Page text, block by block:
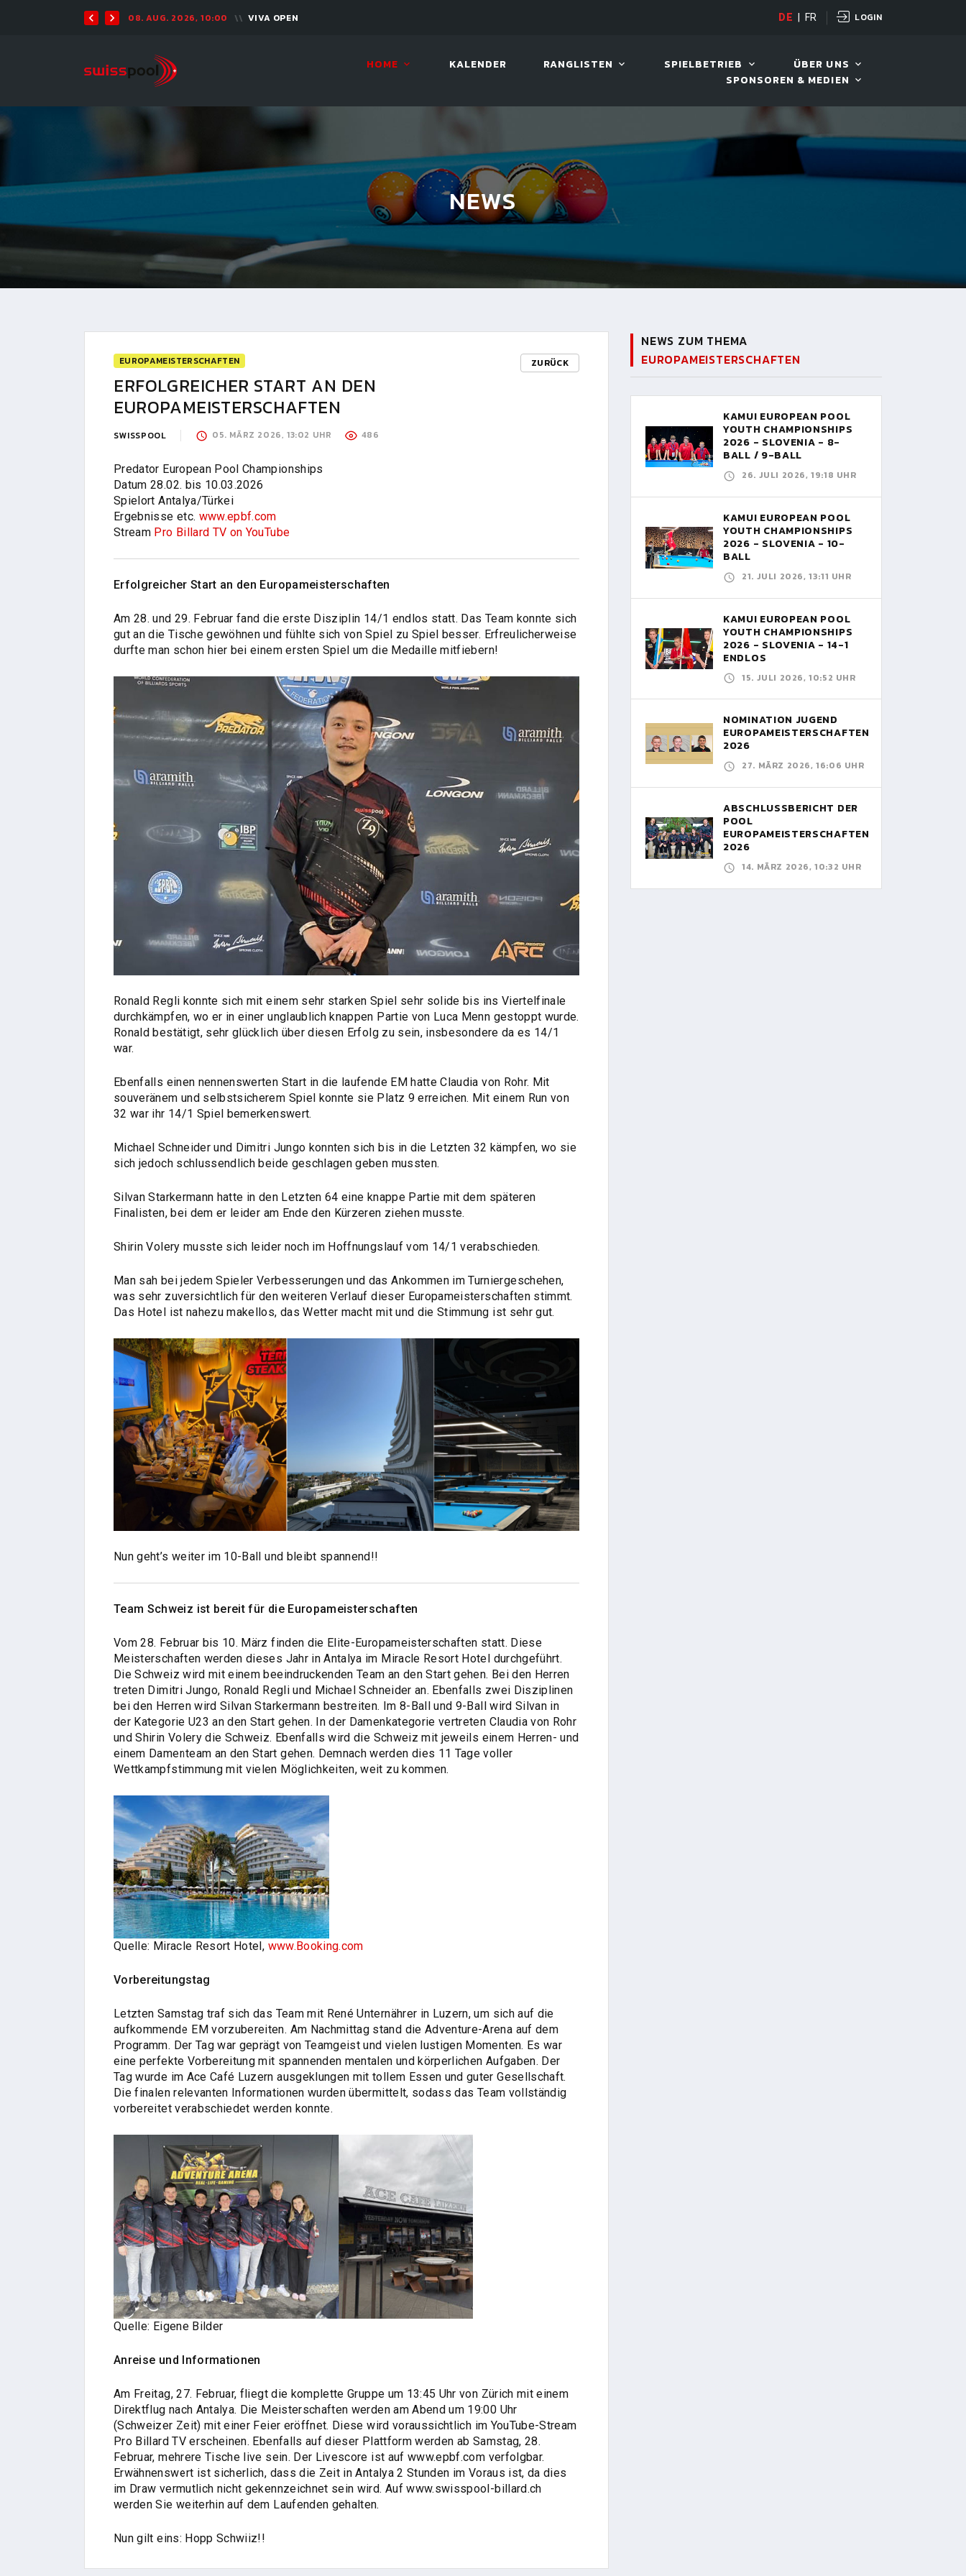
08. AUG. 2026, 10:00 VIVA OPEN 11. AUG. 2026, 19:30
DE FR LOGIN
HOME KALENDER RANGLISTEN SPIELBETRIEB
ÜBER UNS
SPONSOREN & MEDIEN
NEWS
EUROPAMEISTERSCHAFTEN ZURÜCK
ERFOLGREICHER START AN DEN
EUROPAMEISTERSCHAFTEN
SWISSPOOL 05. MÄRZ 2026, 13:02 UHR 486
Predator European Pool Championships
Datum 28.02. bis 10.03.2026
Spielort Antalya/Türkei
Ergebnisse etc. www.epbf.com
Stream Pro Billard TV on YouTube
Erfolgreicher Start an den Europameisterschaften
Am 28. und 29. Februar fand die erste Disziplin 14/1 endlos statt. Das Team konnte sich
gut an die Tische gewöhnen und fühlte sich von Spiel zu Spiel besser. Erfreulicherweise
durfte man schon hier bei einem ersten Spiel um die Medaille mitfiebern!
Ronald Regli konnte sich mit einem sehr starken Spiel sehr solide bis ins Viertelfinale
durchkämpfen, wo er in einer unglaublich knappen Partie von Luca Menn gestoppt wurde.
Ronald bestätigt, sehr glücklich über diesen Erfolg zu sein, insbesondere da es 14/1
war.
Ebenfalls einen nennenswerten Start in die laufende EM hatte Claudia von Rohr. Mit
souveränem und selbstsicherem Spiel konnte sie Platz 9 erreichen. Mit einem Run von
32 war ihr 14/1 Spiel bemerkenswert.
Michael Schneider und Dimitri Jungo konnten sich bis in die Letzten 32 kämpfen, wo sie
sich jedoch schlussendlich beide geschlagen geben mussten.
Silvan Starkermann hatte in den Letzten 64 eine knappe Partie mit dem späteren
Finalisten, bei dem er leider am Ende den Kürzeren ziehen musste.
Shirin Volery musste sich leider noch im Hoffnungslauf vom 14/1 verabschieden.
Man sah bei jedem Spieler Verbesserungen und das Ankommen im Turniergeschehen,
was sehr zuversichtlich für den weiteren Verlauf dieser Europameisterschaften stimmt.
Das Hotel ist nahezu makellos, das Wetter macht mit und die Stimmung ist sehr gut.
Nun geht’s weiter im 10-Ball und bleibt spannend!!
Team Schweiz ist bereit für die Europameisterschaften
Vom 28. Februar bis 10. März finden die Elite-Europameisterschaften statt. Diese
Meisterschaften werden dieses Jahr in Antalya im Miracle Resort Hotel durchgeführt.
Die Schweiz wird mit einem beeindruckenden Team an den Start gehen. Bei den Herren
treten Dimitri Jungo, Ronald Regli und Michael Schneider an. Ebenfalls zwei Disziplinen
bei den Herren wird Silvan Starkermann bestreiten. Im 8-Ball und 9-Ball wird Silvan in
der Kategorie U23 an den Start gehen. In der Damenkategorie vertreten Claudia von Rohr
und Shirin Volery die Schweiz. Ebenfalls wird die Schweiz mit jeweils einem Herren- und
einem Damenteam an den Start gehen. Demnach werden dies 11 Tage voller
Wettkampfstimmung mit vielen Möglichkeiten, weit zu kommen.
Quelle: Miracle Resort Hotel, www.Booking.com
Vorbereitungstag
Letzten Samstag traf sich das Team mit René Unternährer in Luzern, um sich auf die
aufkommende EM vorzubereiten. Am Nachmittag stand die Adventure-Arena auf dem
Programm. Der Tag war geprägt von Teamgeist und vielen lustigen Momenten. Es war
eine perfekte Vorbereitung mit spannenden mentalen und körperlichen Aufgaben. Der
Tag wurde im Ace Café Luzern ausgeklungen mit tollem Essen und guter Gesellschaft.
Die finalen relevanten Informationen wurden übermittelt, sodass das Team vollständig
vorbereitet verabschiedet werden konnte.
Quelle: Eigene Bilder
Anreise und Informationen
Am Freitag, 27. Februar, fliegt die komplette Gruppe um 13:45 Uhr von Zürich mit einem
Direktflug nach Antalya. Die Meisterschaften werden am Abend um 19:00 Uhr
(Schweizer Zeit) mit einer Feier eröffnet. Diese wird voraussichtlich im YouTube-Stream
Pro Billard TV erscheinen. Ebenfalls auf dieser Plattform werden ab Samstag, 28.
Februar, mehrere Tische live sein. Der Livescore ist auf www.epbf.com verfolgbar.
Erwähnenswert ist sicherlich, dass die Zeit in Antalya 2 Stunden im Voraus ist, da dies
im Draw vermutlich nicht gekennzeichnet sein wird. Auf www.swisspool-billard.ch
werden Sie weiterhin auf dem Laufenden gehalten.
Nun gilt eins: Hopp Schwiiz!!
NEWS ZUM THEMA
EUROPAMEISTERSCHAFTEN
KAMUI EUROPEAN POOL
YOUTH CHAMPIONSHIPS
2026 - SLOVENIA - 8-
BALL / 9-BALL
26. JULI 2026, 19:18 UHR
KAMUI EUROPEAN POOL
YOUTH CHAMPIONSHIPS
2026 - SLOVENIA - 10-
BALL
21. JULI 2026, 13:11 UHR
KAMUI EUROPEAN POOL
YOUTH CHAMPIONSHIPS
2026 - SLOVENIA - 14-1
ENDLOS
15. JULI 2026, 10:52 UHR
NOMINATION JUGEND
EUROPAMEISTERSCHAFTEN
2026
27. MÄRZ 2026, 16:06 UHR
ABSCHLUSSBERICHT DER
POOL
EUROPAMEISTERSCHAFTEN
2026
14. MÄRZ 2026, 10:32 UHR